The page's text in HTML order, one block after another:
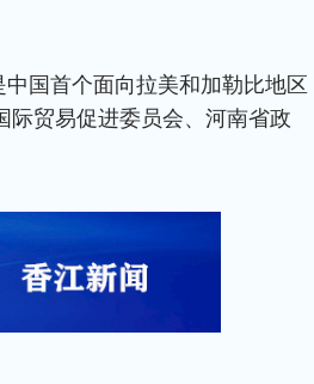
国首个面向拉美和加勒比地区
际贸易促进委员会、河南省政